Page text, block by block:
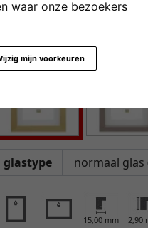
waar onze bezoekers
mijn voorkeuren
glastype
15,00 mm 2,90